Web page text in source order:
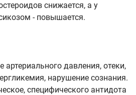
снижается, а у
- повышается.
давления, отеки,
нарушение сознания.
специфического антидота